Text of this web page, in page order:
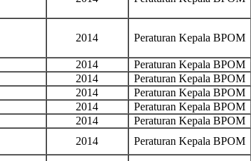
2014 Peraturan Kepala BPOM
2014 Peraturan Kepala BPOM
2014 Peraturan Kepala BPOM
2014 Peraturan Kepala BPOM
2014 Peraturan Kepala BPOM
2014 Peraturan Kepala BPOM
2014 Peraturan Kepala BPOM